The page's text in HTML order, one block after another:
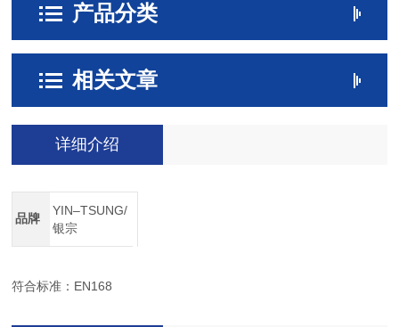
产品分类
相关文章
详细介绍
品牌
YIN–TSUNG/
银宗
符合标准：EN168